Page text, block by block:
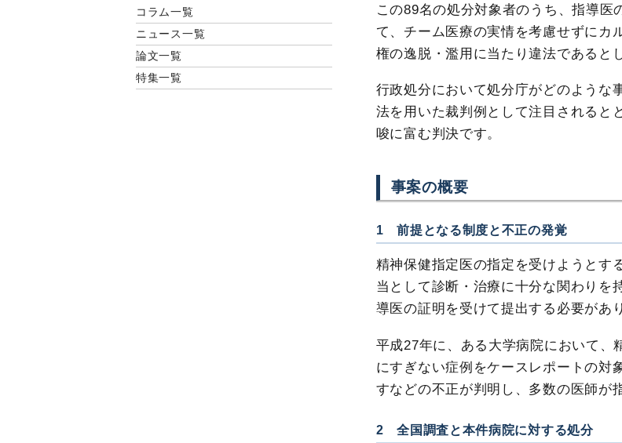
コラム一覧
ニュース一覧
論文一覧
特集一覧
この89名の処分対象者のうち、指導
て、チーム医療の実情を考慮せずにカ
権の逸脱・濫用に当たり違法であると
行政処分において処分庁がどのような
法を用いた裁判例として注目されると
唆に富む判決です。
事案の概要
1 前提となる制度と不正の発覚
精神保健指定医の指定を受けようとす
当として診断・治療に十分な関わりを
導医の証明を受けて提出する必要があ
平成27年に、ある大学病院において、
にすぎない症例をケースレポートの対
すなどの不正が判明し、多数の医師が
2 全国調査と本件病院に対する処分